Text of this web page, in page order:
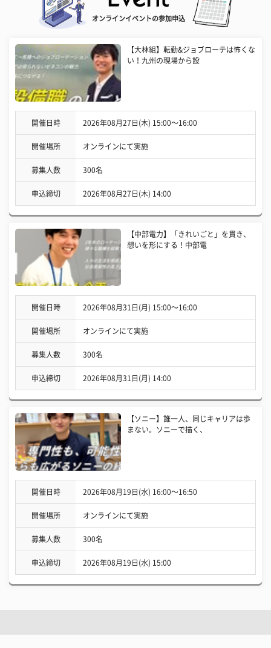
オンラインイベントの参加申込
【大林組】転勤&ジョブローテは怖くな
い！九州の現場から設
開催日時 2026年08月27日(木) 15:00〜16:00
開催場所 オンラインにて実施
募集人数 300名
申込締切 2026年08月27日(木) 14:00
【中部電力】「きれいごと」を貫き、
想いを形にする！中部電
開催日時 2026年08月31日(月) 15:00〜16:00
開催場所 オンラインにて実施
募集人数 300名
申込締切 2026年08月31日(月) 14:00
【ソニー】誰一人、同じキャリアは歩
まない。ソニーで描く、
開催日時 2026年08月19日(水) 16:00〜16:50
開催場所 オンラインにて実施
募集人数 300名
申込締切 2026年08月19日(水) 15:00